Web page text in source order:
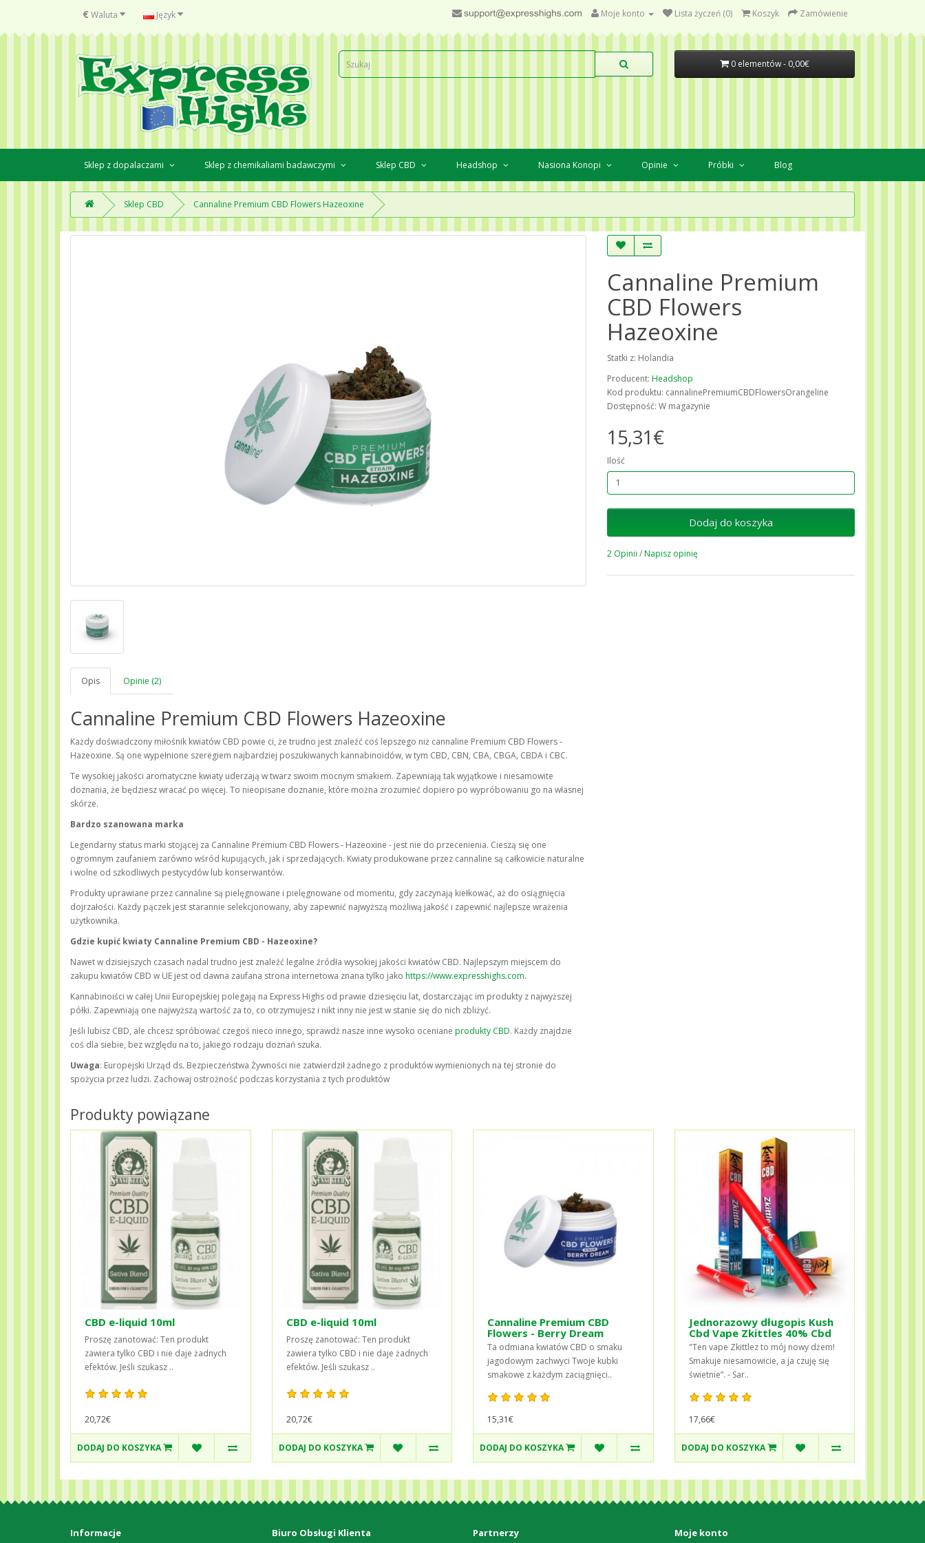
€ Waluta Język Moje konto Lista życzeń (0) Koszyk Zamówienie
0 elementów - 0,00€
Sklep z dopalaczami Sklep z chemikaliami badawczymi Sklep CBD Headshop Nasiona Konopi Opinie Próbki Blog
Sklep CBD Cannaline Premium CBD Flowers Hazeoxine
Opis Opinie (2)
Cannaline Premium CBD Flowers Hazeoxine
Każdy doświadczony miłośnik kwiatów CBD powie ci, że trudno jest znaleźć coś lepszego niż cannaline Premium CBD Flowers -
Hazeoxine. Są one wypełnione szeregiem najbardziej poszukiwanych kannabinoidów, w tym CBD, CBN, CBA, CBGA, CBDA i CBC.
Te wysokiej jakości aromatyczne kwiaty uderzają w twarz swoim mocnym smakiem. Zapewniają tak wyjątkowe i niesamowite
doznania, że będziesz wracać po więcej. To nieopisane doznanie, które można zrozumieć dopiero po wypróbowaniu go na własnej
skórze.
Bardzo szanowana marka
Legendarny status marki stojącej za Cannaline Premium CBD Flowers - Hazeoxine - jest nie do przecenienia. Cieszą się one
ogromnym zaufaniem zarówno wśród kupujących, jak i sprzedających. Kwiaty produkowane przez cannaline są całkowicie naturalne
i wolne od szkodliwych pestycydów lub konserwantów.
Produkty uprawiane przez cannaline są pielęgnowane i pielęgnowane od momentu, gdy zaczynają kiełkować, aż do osiągnięcia
dojrzałości. Każdy pączek jest starannie selekcjonowany, aby zapewnić najwyższą możliwą jakość i zapewnić najlepsze wrażenia
użytkownika.
Gdzie kupić kwiaty Cannaline Premium CBD - Hazeoxine?
Nawet w dzisiejszych czasach nadal trudno jest znaleźć legalne źródła wysokiej jakości kwiatów CBD. Najlepszym miejscem do
zakupu kwiatów CBD w UE jest od dawna zaufana strona internetowa znana tylko jako https://www.expresshighs.com.
Kannabinoiści w całej Unii Europejskiej polegają na Express Highs od prawie dziesięciu lat, dostarczając im produkty z najwyższej
półki. Zapewniają one najwyższą wartość za to, co otrzymujesz i nikt inny nie jest w stanie się do nich zbliżyć.
Jeśli lubisz CBD, ale chcesz spróbować czegoś nieco innego, sprawdź nasze inne wysoko oceniane produkty CBD. Każdy znajdzie
coś dla siebie, bez względu na to, jakiego rodzaju doznań szuka.
Uwaga: Europejski Urząd ds. Bezpieczeństwa Żywności nie zatwierdził żadnego z produktów wymienionych na tej stronie do
spożycia przez ludzi. Zachowaj ostrożność podczas korzystania z tych produktów
Cannaline Premium
CBD Flowers
Hazeoxine
Statki z: Holandia
Producent: Headshop
Kod produktu: cannalinePremiumCBDFlowersOrangeline
Dostępność: W magazynie
15,31€
Ilość
Dodaj do koszyka
2 Opinii /Napisz opinię
Produkty powiązane
CBD e-liquid 10ml
Proszę zanotować: Ten produkt
zawiera tylko CBD i nie daje żadnych
efektów. Jeśli szukasz ..
20,72€
DODAJ DO KOSZYKA
CBD e-liquid 10ml
Proszę zanotować: Ten produkt
zawiera tylko CBD i nie daje żadnych
efektów. Jeśli szukasz ..
20,72€
DODAJ DO KOSZYKA
Cannaline Premium CBD
Flowers - Berry Dream
Ta odmiana kwiatów CBD o smaku
jagodowym zachwyci Twoje kubki
smakowe z każdym zaciągnięci..
15,31€
DODAJ DO KOSZYKA
Jednorazowy długopis Kush
Cbd Vape Zkittles 40% Cbd
"Ten vape Zkittlez to mój nowy dżem!
Smakuje niesamowicie, a ja czuję się
świetnie”. - Sar..
17,66€
DODAJ DO KOSZYKA
Informacje Biuro Obsługi Klienta Partnerzy Moje konto